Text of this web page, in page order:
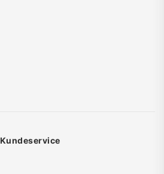
Kundeservice